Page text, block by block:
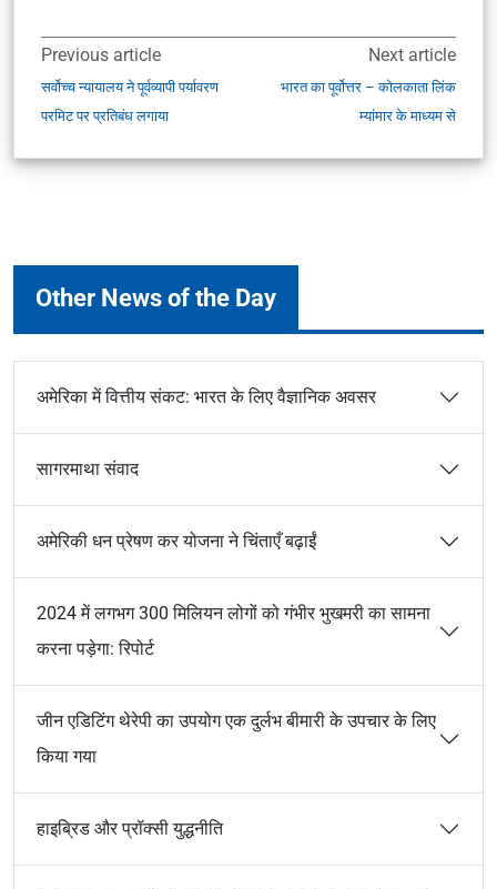
Previous article
सर्वोच्च न्यायालय ने पूर्वव्यापी पर्यावरण
परमिट पर प्रतिबंध लगाया
Next article
भारत का पूर्वोत्तर – कोलकाता लिंक
म्यांमार के माध्यम से
Other News of the Day
अमेरिका में वित्तीय संकट: भारत के लिए वैज्ञानिक अवसर
सागरमाथा संवाद
अमेरिकी धन प्रेषण कर योजना ने चिंताएँ बढ़ाईं
2024 में लगभग 300 मिलियन लोगों को गंभीर भुखमरी का सामना
करना पड़ेगा: रिपोर्ट
जीन एडिटिंग थेरेपी का उपयोग एक दुर्लभ बीमारी के उपचार के लिए
किया गया
हाइब्रिड और प्रॉक्सी युद्धनीति